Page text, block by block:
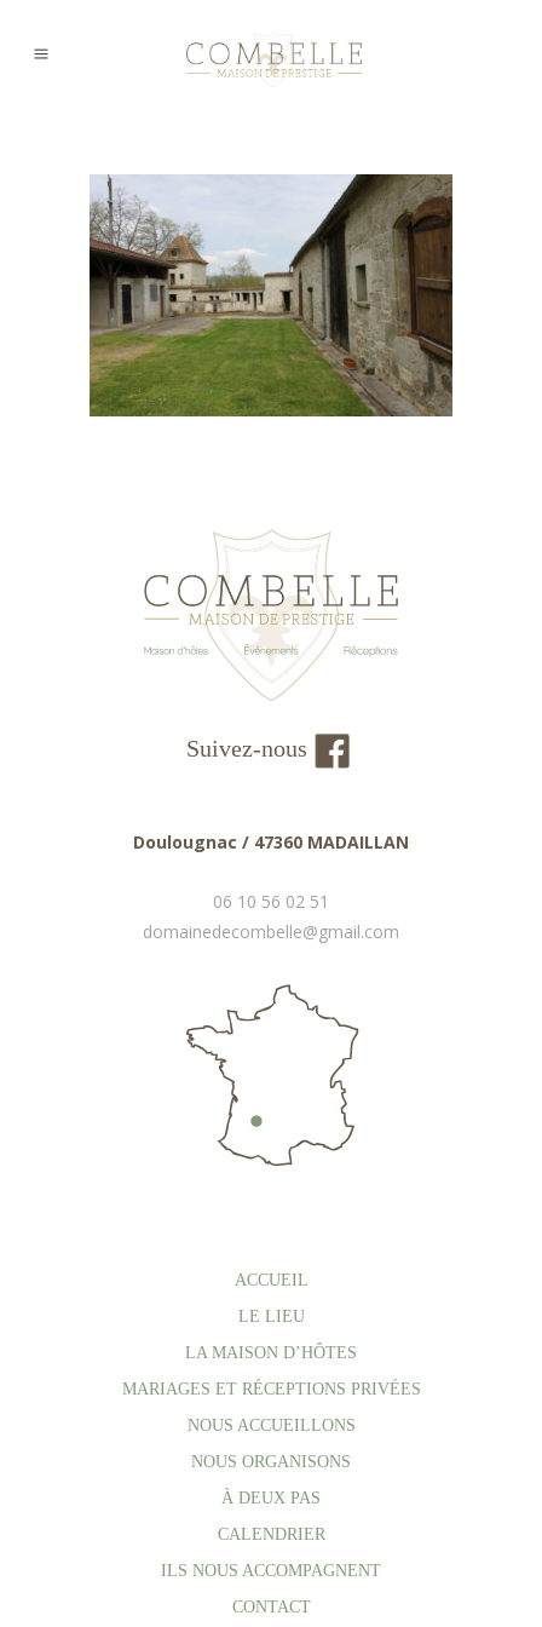
Suivez-nous
Doulougnac / 47360 MADAILLAN
06 10 56 02 51
domainedecombelle@gmail.com
ACCUEIL
LE LIEU
LA MAISON D’HÔTES
MARIAGES ET RÉCEPTIONS PRIVÉES
NOUS ACCUEILLONS
NOUS ORGANISONS
À DEUX PAS
CALENDRIER
ILS NOUS ACCOMPAGNENT
CONTACT